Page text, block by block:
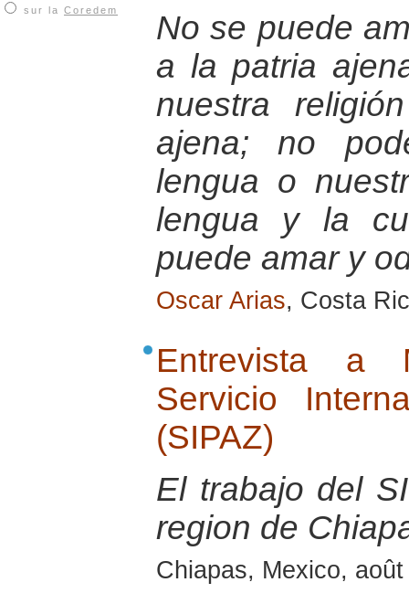
sur la Coredem
No se puede
a la patria
nuestra
ajena; no
lengua o
lengua y la
puede amar y
Oscar Arias, Costa
Entrevista a
Servicio
(SIPAZ)
El trabajo del
region de
Chiapas, Mexico,